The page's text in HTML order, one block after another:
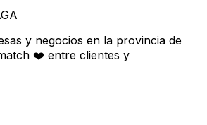
y negocios en la provincia de
❤️ entre clientes y